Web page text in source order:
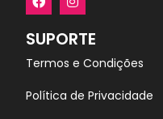
SUPORTE
Termos e Condições
Política de Privacidade